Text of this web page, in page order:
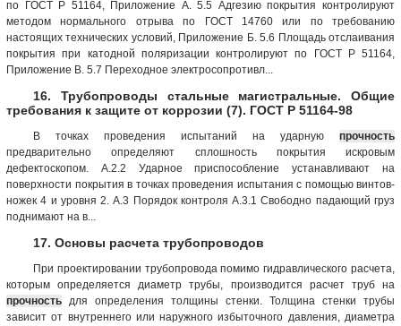
по ГОСТ Р 51164, Приложение А. 5.5 Адгезию покрытия контролируют
методом нормального отрыва по ГОСТ 14760 или по требованию
настоящих технических условий, Приложение Б. 5.6 Площадь отслаивания
покрытия при катодной поляризации контролируют по ГОСТ Р 51164,
Приложение В. 5.7 Переходное электросопротивл...
16. Трубопроводы стальные магистральные. Общие
требования к защите от коррозии (7). ГОСТ Р 51164-98
В точках проведения испытаний на ударную прочность
предварительно определяют сплошность покрытия искровым
дефектоскопом. А.2.2 Ударное приспособление устанавливают на
поверхности покрытия в точках проведения испытания с помощью винтов-
ножек 4 и уровня 2. A.3 Порядок контроля А.3.1 Свободно падающий груз
поднимают на в...
17. Основы расчета трубопроводов
При проектировании трубопровода помимо гидравлического расчета,
которым определяется диаметр трубы, производится расчет труб на
прочность для определения толщины стенки. Толщина стенки трубы
зависит от внутреннего или наружного избыточного давления, диаметра